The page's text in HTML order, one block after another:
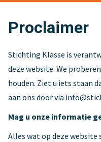
Proclaimer
Stichting Klasse is
deze website. We
houden. Ziet u iets staan
aan ons door via
Mag u onze informatie
Alles wat op deze website